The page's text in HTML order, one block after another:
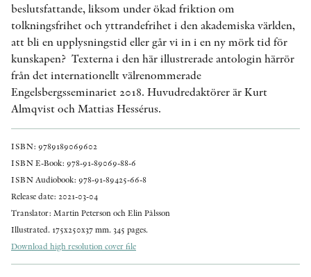
beslutsfattande, liksom under ökad friktion om
tolkningsfrihet och yttrandefrihet i den akademiska världen,
att bli en upplysningstid eller går vi in i en ny mörk tid för
kunskapen? Texterna i den här illustrerade antologin härrör
från det internationellt välrenommerade
Engelsbergsseminariet 2018. Huvudredaktörer är Kurt
Almqvist och Mattias Hessérus.
ISBN: 9789189069602
ISBN E-Book: 978-91-89069-88-6
ISBN Audiobook: 978-91-89425-66-8
Release date: 2021-03-04
Translator: Martin Peterson och Elin Pålsson
Illustrated. 175x250x37 mm. 345 pages.
Download high resolution cover file